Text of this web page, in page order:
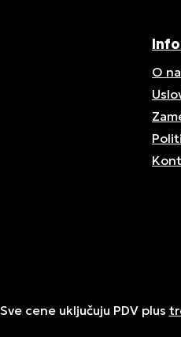
O
Sve cene uključuju PDV plus